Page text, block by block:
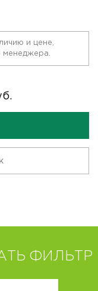
и цене,
менеджера.
ФИЛЬТР